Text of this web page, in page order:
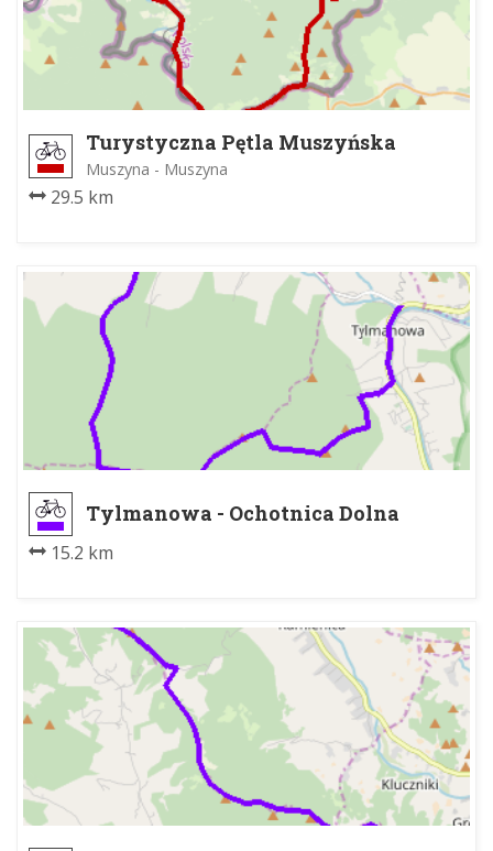
Turystyczna Pętla Muszyńska
Muszyna - Muszyna
29.5 km
Tylmanowa - Ochotnica Dolna
Zarębówka
15.2 km